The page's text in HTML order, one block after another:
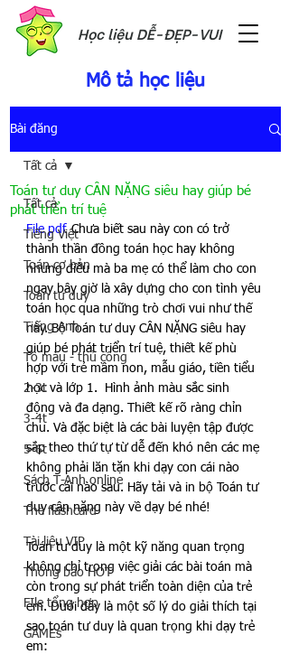
Học liệu DỄ-ĐẸP-VUI
Mô tả học liệu
Bài đăng
Tất cả
Tiếng Việt
Toán cơ bản
Toán tư duy
Tiếng Anh
Tô màu - thủ công
2-3t
3-4t
5-6t
Sách T-Anh online
Thẻ flashcard
Tài liệu VIP
Thông báo HOT
FIle tổng hợp
GAMEs
Tất cả
Toán tư duy CÂN NẶNG siêu hay giúp bé
phát triển trí tuệ
File pdf. Chưa biết sau này con có trở
thành thần đồng toán học hay không
nhưng điều mà ba mẹ có thể làm cho con
ngay bây giờ là xây dựng cho con tình yêu
toán học qua những trò chơi vui như thế
này. Bộ Toán tư duy CÂN NẶNG siêu hay
giúp bé phát triển trí tuệ, thiết kế phù
hợp với trẻ mầm non, mẫu giáo, tiền tiểu
học và lớp 1.  Hình ảnh màu sắc sinh
động và đa dạng. Thiết kế rõ ràng chỉn
chu. Và đặc biệt là các bài luyện tập được
sắp theo thứ tự từ dễ đến khó nên các mẹ
không phải lăn tặn khi dạy con cái nào
trước cái nào sau. Hãy tải và in bộ Toán tư
duy cận nặng này về dạy bé nhé!
Toán tư duy là một kỹ năng quan trọng
không chỉ trong việc giải các bài toán mà
còn trong sự phát triển toàn diện của trẻ
em. Dưới đây là một số lý do giải thích tại
sao toán tư duy là quan trọng khi dạy trẻ
em: